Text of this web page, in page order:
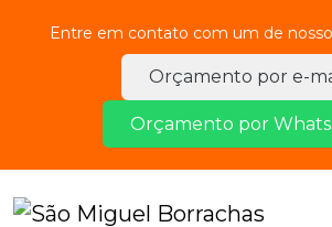
Entre em contato com um de
Orçamento por e-
Orçamento por